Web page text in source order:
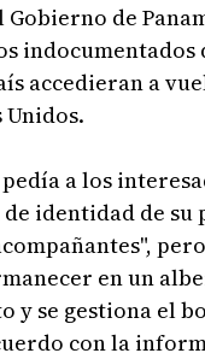
Gobierno de
indocumentados
accedieran a
a los
identidad de su
en un
y se gestiona el
con la